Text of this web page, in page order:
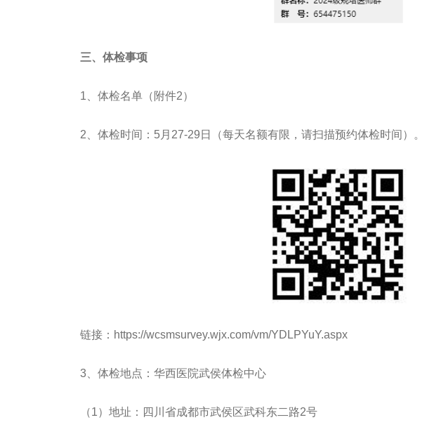
三、体检事项
1、体检名单（附件2）
2、体检时间：5月27-29日（每天名额有限，请扫描预约体检时间）。
链接：https://wcsmsurvey.wjx.com/vm/YDLPYuY.aspx
3、体检地点：华西医院武侯体检中心
（1）地址：四川省成都市武侯区武科东二路2号